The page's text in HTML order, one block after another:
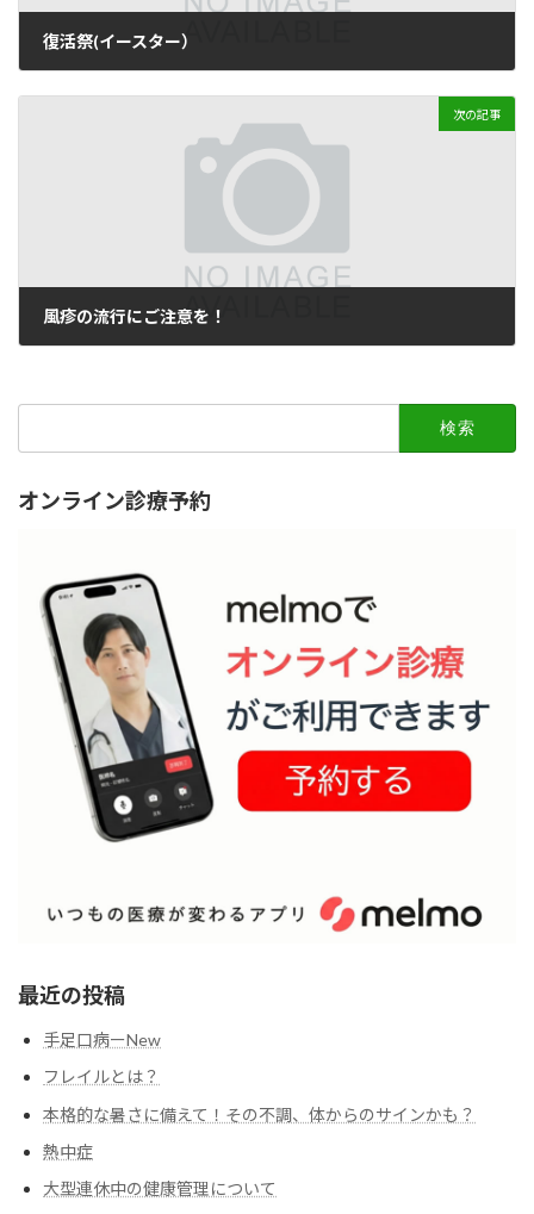
復活祭(イースター）
次の記事
風疹の流行にご注意を！
オンライン診療予約
最近の投稿
手足口病ーNew
フレイルとは？
本格的な暑さに備えて！その不調、体からのサインかも？
熱中症
大型連休中の健康管理について